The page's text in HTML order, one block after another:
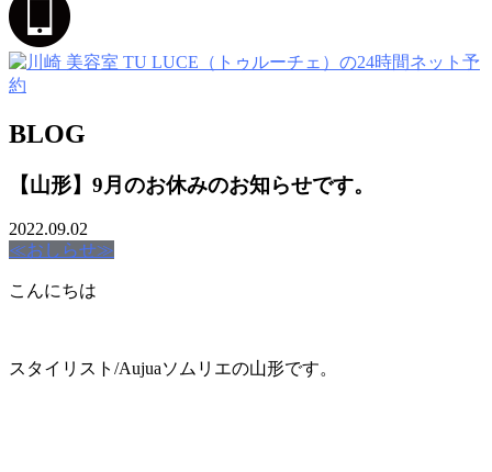
BLOG
【山形】9月のお休みのお知らせです。
2022.09.02
≪おしらせ≫
こんにちは
スタイリスト/Aujuaソムリエの山形です。